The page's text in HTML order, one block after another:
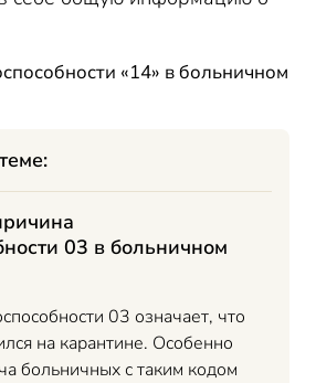
«14» в больничном
03 в больничном
03 означает, что
на карантине. Особенно
больничных с таким кодом